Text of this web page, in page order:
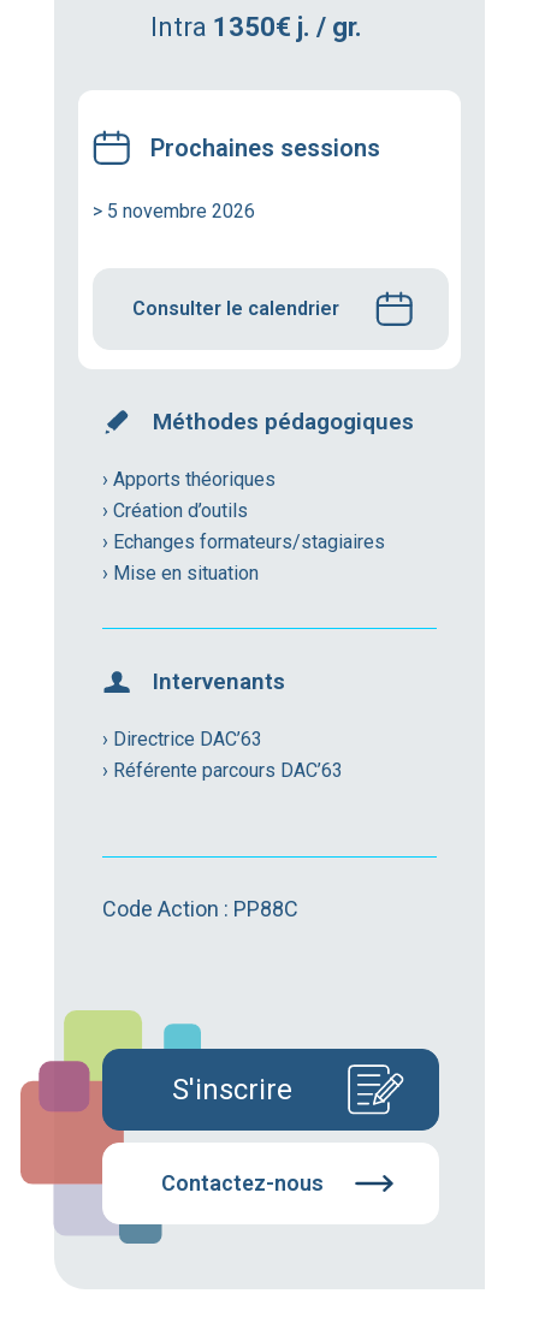
Intra 1350€ j. / gr.
Prochaines sessions
> 5 novembre 2026
Consulter le calendrier
Méthodes pédagogiques
› Apports théoriques
› Création d’outils
› Echanges formateurs/stagiaires
› Mise en situation
Intervenants
› Directrice DAC’63
› Référente parcours DAC’63
Code Action : PP88C
S'inscrire
Contactez-nous